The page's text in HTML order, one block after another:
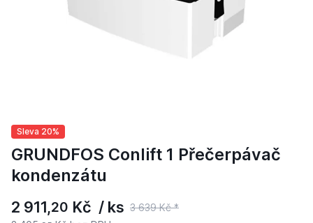
Sleva 20%
GRUNDFOS Conlift 1 Přečerpávač
kondenzátu
2 911,20 Kč / ks 3 639 Kč *